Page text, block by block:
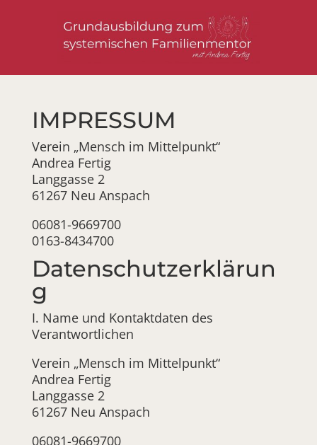
IMPRESSUM
Verein „Mensch im Mittelpunkt“
Andrea Fertig
Langgasse 2
61267 Neu Anspach
06081-9669700
0163-8434700
Datenschutzerklärun
g
I. Name und Kontaktdaten des
Verantwortlichen
Verein „Mensch im Mittelpunkt“
Andrea Fertig
Langgasse 2
61267 Neu Anspach
06081-9669700